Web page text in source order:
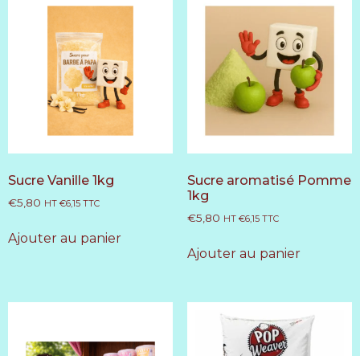
Sucre Vanille 1kg
€5,80 HT €6,15 TTC
Ajouter au panier
Sucre aromatisé Pomme
1kg
€5,80 HT €6,15TTC
Ajouter au panier